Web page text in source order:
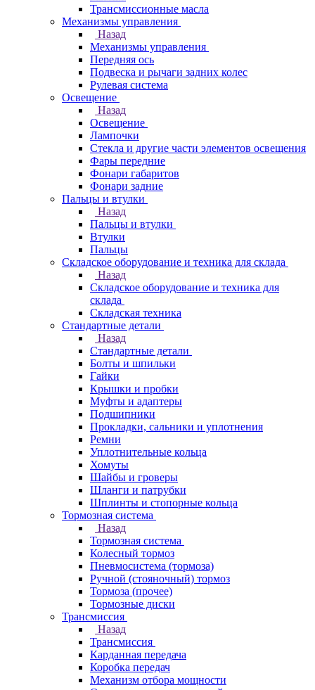
Трансмиссионные масла
Механизмы управления
Назад
Механизмы управления
Передняя ось
Подвеска и рычаги задних колес
Рулевая система
Освещение
Назад
Освещение
Лампочки
Стекла и другие части элементов освещения
Фары передние
Фонари габаритов
Фонари задние
Пальцы и втулки
Назад
Пальцы и втулки
Втулки
Пальцы
Складское оборудование и техника для склада
Назад
Складское оборудование и техника для
склада
Складская техника
Стандартные детали
Назад
Стандартные детали
Болты и шпильки
Гайки
Крышки и пробки
Муфты и адаптеры
Подшипники
Прокладки, сальники и уплотнения
Ремни
Уплотнительные кольца
Хомуты
Шайбы и гроверы
Шланги и патрубки
Шплинты и стопорные кольца
Тормозная система
Назад
Тормозная система
Колесный тормоз
Пневмосиcтема (тормоза)
Ручной (стояночный) тормоз
Тормоза (прочее)
Тормозные диски
Трансмиссия
Назад
Трансмиссия
Карданная передача
Коробка передач
Механизм отбора мощности